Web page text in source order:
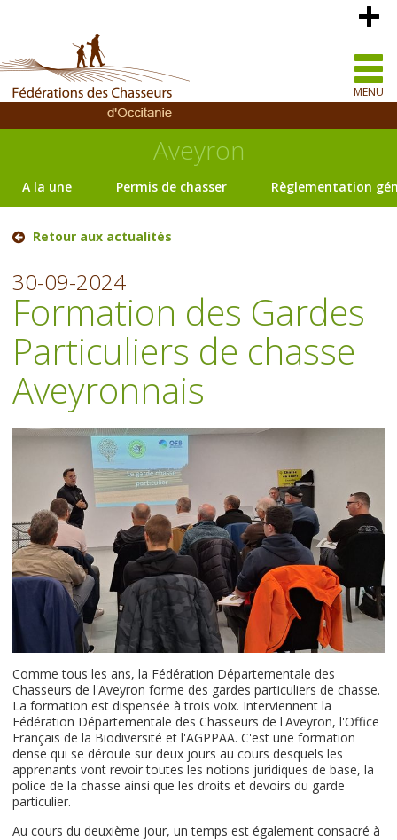
MENU
Aveyron
A la une Permis de chasser Règlementation
Retour aux actualités
30-09-2024
Formation des Gardes
Particuliers de chasse
Aveyronnais
Comme tous les ans, la Fédération Départementale des
Chasseurs de l'Aveyron forme des gardes particuliers de chasse.
La formation est dispensée à trois voix. Interviennent la
Fédération Départementale des Chasseurs de l'Aveyron, l'Office
Français de la Biodiversité et l'AGPPAA. C'est une formation
dense qui se déroule sur deux jours au cours desquels les
apprenants vont revoir toutes les notions juridiques de base, la
police de la chasse ainsi que les droits et devoirs du garde
particulier.
Au cours du deuxième jour, un temps est également consacré à